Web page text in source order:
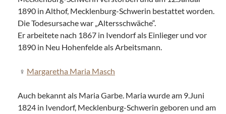
1890 in Althof, Mecklenburg-Schwerin bestattet worden.
Die Todesursache war „Altersschwäche“.
Er arbeitete nach 1867 in Ivendorf als Einlieger und vor
1890 in Neu Hohenfelde als Arbeitsmann.
Margaretha Maria Masch
Auch bekannt als Maria Garbe. Maria wurde am 9.Juni
1824 in Ivendorf, Mecklenburg-Schwerin geboren und am